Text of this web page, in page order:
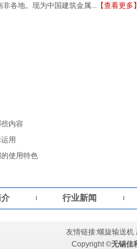
非各地。现为中国建筑金属... 【查看更多
内容
用
使用特色
行业新闻
友情链接:螺旋输送机
Copyright ©无锡佳